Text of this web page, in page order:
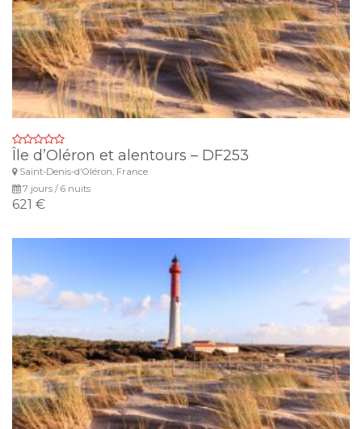
Île d’Oléron et alentours – DF253
Saint-Denis-d'Oléron, France
7 jours / 6 nuits
621 €